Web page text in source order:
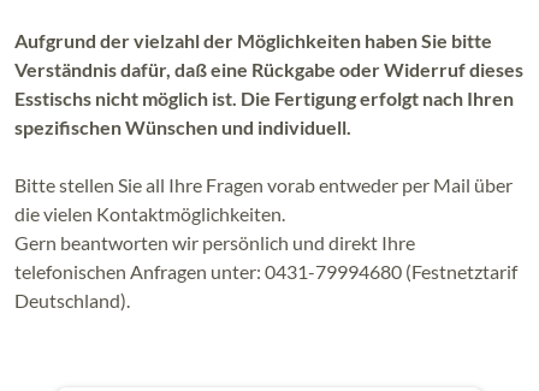
Aufgrund der vielzahl der Möglichkeiten haben Sie bitte
Verständnis dafür, daß eine Rückgabe oder Widerruf dieses
Esstischs nicht möglich ist. Die Fertigung erfolgt nach Ihren
spezifischen Wünschen und individuell.
Bitte stellen Sie all Ihre Fragen vorab entweder per Mail über
die vielen Kontaktmöglichkeiten.
Gern beantworten wir persönlich und direkt Ihre
telefonischen Anfragen unter: 0431-79994680 (Festnetztarif
Deutschland).